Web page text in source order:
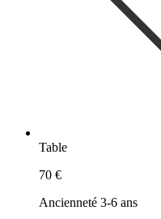
Table
70 €
Ancienneté 3-6 ans